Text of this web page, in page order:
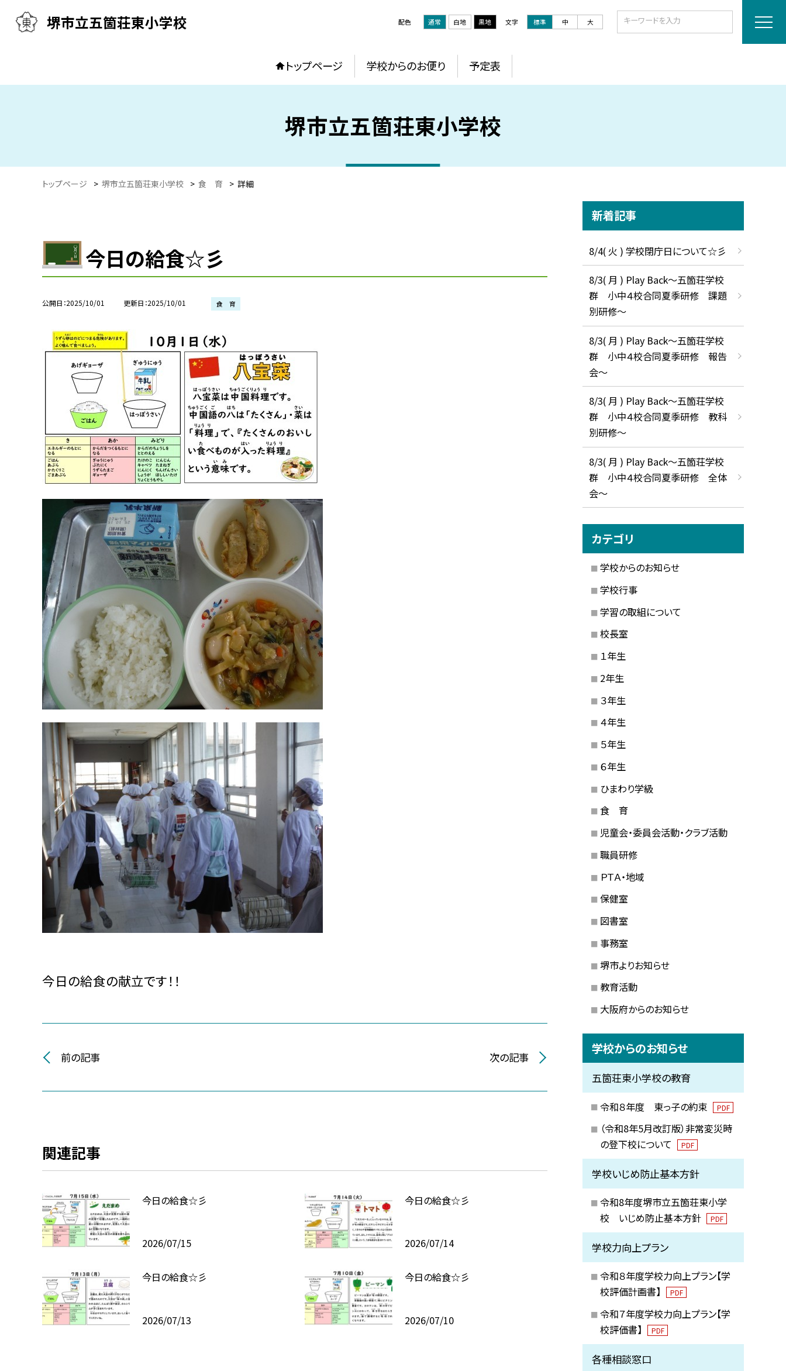
堺市立五箇荘東小学校 配色 通常 白地 黒地 文字 標準 中 大
トップページ 学校からのお便り 予定表
堺市立五箇荘東小学校
トップページ > 堺市立五箇荘東小学校 > 食 育 > 詳細
今日の給食☆彡
公開日 2025/10/01 更新日 2025/10/01 食 育
今日の給食の献立です！！
前の記事 次の記事
関連記事
今日の給食☆彡
2026/07/15
今日の給食☆彡
2026/07/14
今日の給食☆彡
2026/07/13
今日の給食☆彡
2026/07/10
新着記事
8/4( 火 ) 学校閉庁日について☆彡
8/3( 月 ) Play Back～五箇荘学校
群 小中４校合同夏季研修 課題
別研修～
8/3( 月 ) Play Back～五箇荘学校
群 小中４校合同夏季研修 報告
会～
8/3( 月 ) Play Back～五箇荘学校
群 小中４校合同夏季研修 教科
別研修～
8/3( 月 ) Play Back～五箇荘学校
群 小中４校合同夏季研修 全体
会～
カテゴリ
学校からのお知らせ
学校行事
学習の取組について
校長室
１年生
2年生
３年生
４年生
５年生
６年生
ひまわり学級
食 育
児童会・委員会活動・クラブ活動
職員研修
ＰＴＡ・地域
保健室
図書室
事務室
堺市よりお知らせ
教育活動
大阪府からのお知らせ
学校からのお知らせ
五箇荘東小学校の教育
令和８年度 東っ子の約束 PDF
（令和8年5月改訂版）非常変災時
の登下校について
PDF
学校いじめ防止基本方針
令和8年度堺市立五箇荘東小学
校 いじめ防止基本方針
PDF
学校力向上プラン
令和８年度学校力向上プラン【学
校評価計画書】
PDF
令和７年度学校力向上プラン【学
校評価書】
PDF
各種相談窓口